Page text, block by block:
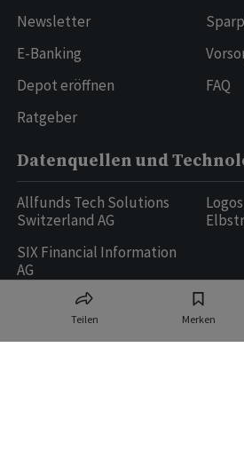
Teilen Merken
Newsletter
E-Banking
Depot eröffnen
Ratgeber
FAQ
Datenquellen und
Allfunds Tech Solutions
Switzerland AG
SIX Financial Information
AG